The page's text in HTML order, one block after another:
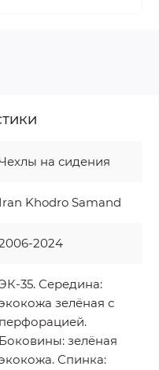
на сидения
Iran Khodro Samand
2024
35. Середина:
зелёная с
перфорацией.
Боковины: зелёная
Спинка: